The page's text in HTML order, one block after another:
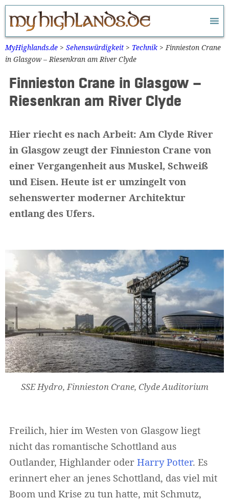
Zum
Inhalt
springen
MyHighlands.de > Sehenswürdigkeit > Technik >Finnieston Crane
in Glasgow – Riesenkran am River Clyde
Finnieston Crane in Glasgow –
Riesenkran am River Clyde
Hier riecht es nach Arbeit: Am Clyde River
in Glasgow zeugt der Finnieston Crane von
einer Vergangenheit aus Muskel, Schweiß
und Eisen. Heute ist er umzingelt von
sehenswerter moderner Architektur
entlang des Ufers.
SSE Hydro, Finnieston Crane, Clyde Auditorium
Freilich, hier im Westen von Glasgow liegt
nicht das romantische Schottland aus
Outlander, Highlander oder Harry Potter. Es
erinnert eher an jenes Schottland, das viel mit
Boom und Krise zu tun hatte, mit Schmutz,